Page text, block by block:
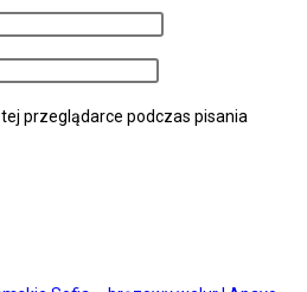
przeglądarce podczas pisania